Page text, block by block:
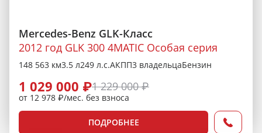
Mercedes-Benz GLK-Класс
2012 год GLK 300 4MATIC Особая серия
148 563 км3.5 л249 л.с.АКПП3 владельцаБензин
1 029 000 ₽1 229 000 ₽
от 12 978 ₽/мес. без взноса
ПОДРОБНЕЕ